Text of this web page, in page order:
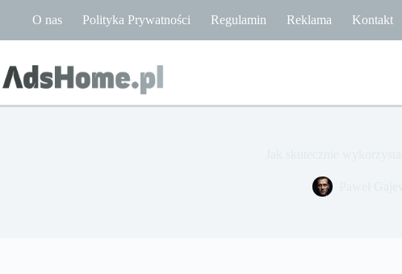
O nas Polityka Prywatności Regulamin Reklama Kontakt